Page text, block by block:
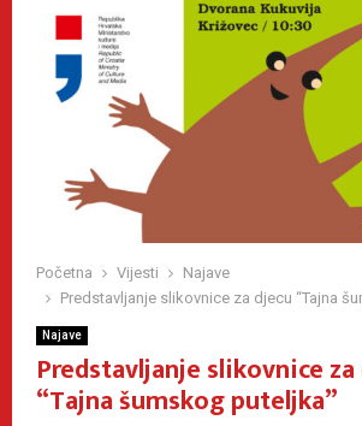
Početna Vijesti
Najave
Predstavljanje slikovnice za djecu “Tajna
Najave
Predstavljanje slikovnice
“Tajna šumskog puteljka”